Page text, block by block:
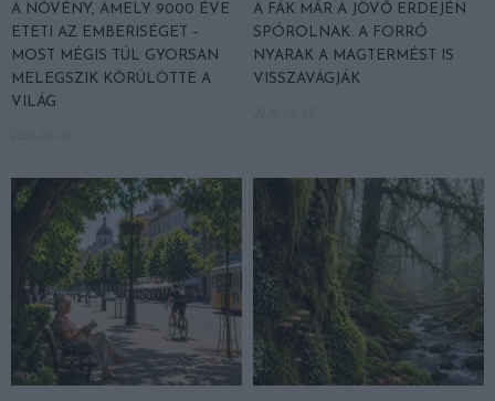
A NÖVÉNY, AMELY 9000 ÉVE
ETETI AZ EMBERISÉGET –
MOST MÉGIS TÚL GYORSAN
MELEGSZIK KÖRÜLÖTTE A
VILÁG
A FÁK MÁR A JÖVŐ ERDEJÉN
SPÓROLNAK: A FORRÓ
NYARAK A MAGTERMÉST IS
VISSZAVÁGJÁK